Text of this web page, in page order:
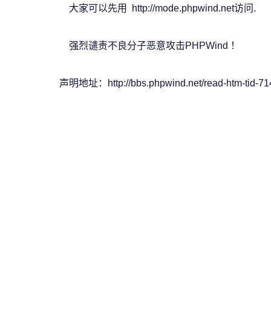
大家可以先用 http://mode.phpwind.net访问.
强烈谴责不良分子恶意攻击PHPWind ！
声明地址：http://bbs.phpwind.net/read-htm-tid-